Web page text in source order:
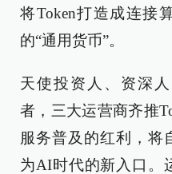
将Token打造成连接
的“通用货币”。
天使投资人、资深
者，三大运营商齐推
服务普及的红利，将
为AI时代的新入口。